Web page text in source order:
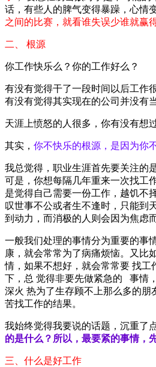
话，有些人的脾气变得暴躁，心情
之间的比赛，就看谁失误少谁就赢
二、 根源
你工作快乐么？你的工作好么？
有没有觉得干了一段时间以后工作
有没有觉得其实现在的公司并没有
天涯上愤怒的人很多，你有没有想
其实， 你不快乐的根源，是因为你
我总觉得，职业生涯首先要关注的
可是，你想每隔几年重来一次找工
是觉得自己需要一份工作，越饥不
叹世事不公或者生不逢时，只能到
到动力，而消极的人则会因为焦虑
一般我们处理的事情分为重要的事
康，就会常常为了病痛烦恼。又比
情，如果不想好，就会常常要 找
下，总 觉得非要先做紧急的 事情
深火 热为了生存顾不上那么多的
苦找工作的结果。
我始终觉得我要说的话题，沉重了
的是什么？所以，最要紧的事情，
三、什么是好工作